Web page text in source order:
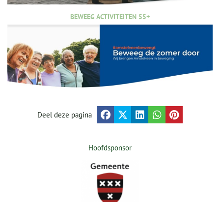
BEWEEG ACTIVITEITEN 55+
Deel deze pagina
Hoofdsponsor